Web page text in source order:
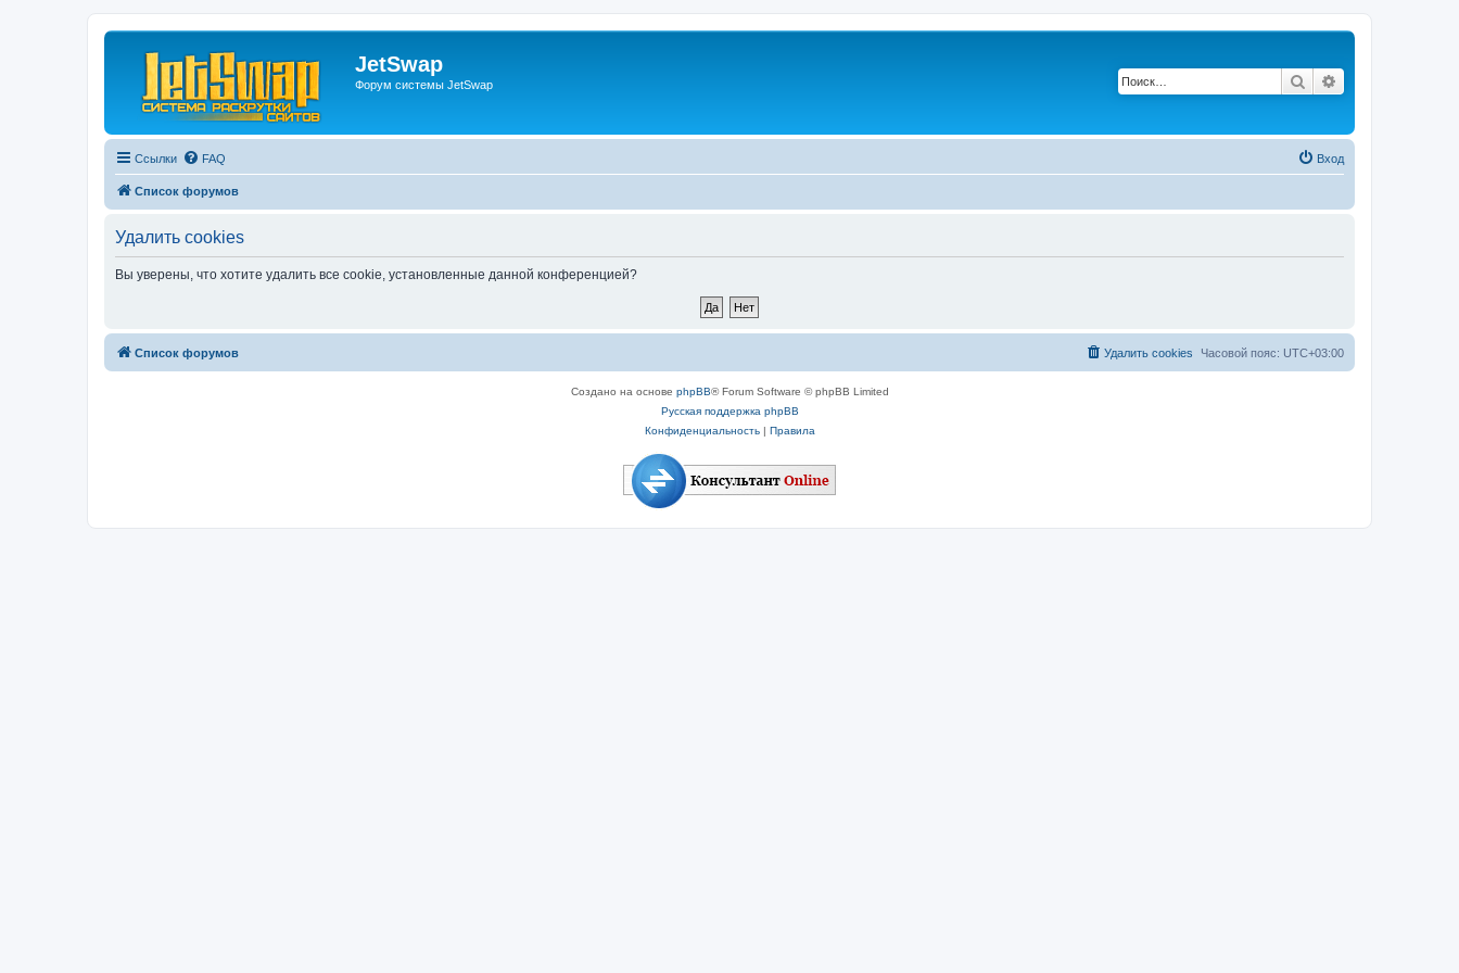
JetSwap
Форум системы JetSwap Поиск
Ссылки FAQ Вход
Список форумов
Удалить cookies
Вы уверены, что хотите удалить все cookie, установленные данной конференцией?
Список форумов Часовой пояс: UTC+03:00
Удалить cookies
Создано на основе phpBB® Forum Software © phpBB Limited
Русская поддержка phpBB
Конфиденциальность| Правила